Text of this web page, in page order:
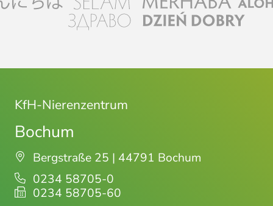
KfH-Nierenzentrum
Bochum
Bergstraße 25 | 44791 Bochum
0234 58705-0
0234 58705-60